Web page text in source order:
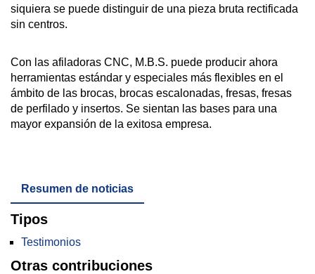
siquiera se puede distinguir de una pieza bruta rectificada
sin centros.
Con las afiladoras CNC, M.B.S. puede producir ahora
herramientas estándar y especiales más flexibles en el
ámbito de las brocas, brocas escalonadas, fresas, fresas
de perfilado y insertos. Se sientan las bases para una
mayor expansión de la exitosa empresa.
Resumen de noticias
Tipos
Testimonios
Otras contribuciones